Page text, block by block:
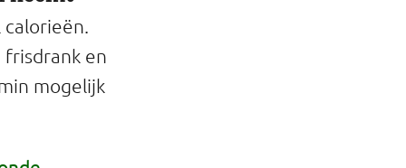
frisdrank en
mogelijk